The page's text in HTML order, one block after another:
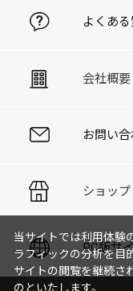
よくある
会社概
お問い
ショップ
PC版サ
当サイトでは利用体験
ラフィックの分析を目
サイトの閲覧を継続さ
のといたします。